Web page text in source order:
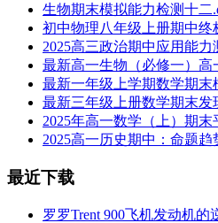
生物期末模拟能力检测十二
初中物理八年级上册期中终
2025高三政治期中应用能力
最新高一生物（必修一）高
最新一年级上学期数学期末
最新三年级上册数学期末发
2025年高一数学（上）期末
2025高一历史期中：命题
最近下载
罗罗Trent 900飞机发动机的